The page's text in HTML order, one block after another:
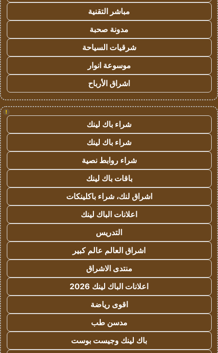
مباشر التقنية
مدونة صحبة
شرقيات السياحة
موسوعة انوار
اشراق الأرباح
!
شراء باك لينك
شراء باك لينك
شراء روابط نصية
باقات باك لينك
اشراق لنك، شراء باكلينكات
اعلانات الباك لينك
التدريس
اشراق العالم عالم كبير
منتدى الاشراق
اعلانات الباك لينك 2026
اقوى رياضة
مدسن طب
باك لينك وجيست بوست